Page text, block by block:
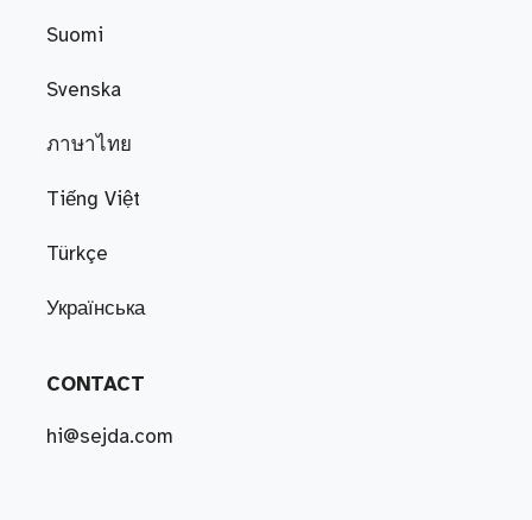
Suomi
Svenska
ภาษาไทย
Tiếng Việt
Türkçe
Українська
CONTACT
hi@sejda.com